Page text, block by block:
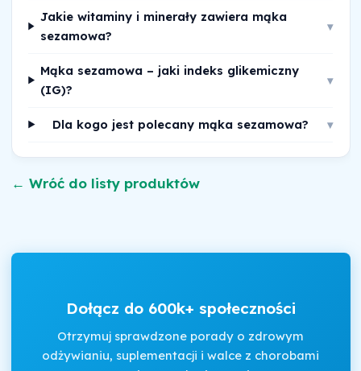
Jakie witaminy i minerały zawiera mąka
sezamowa?
▾
Mąka sezamowa – jaki indeks glikemiczny
(IG)?
▾
Dla kogo jest polecany mąka sezamowa? ▾
← Wróć do listy produktów
Dołącz do 600k+ społeczności
Otrzymuj sprawdzone porady o zdrowym
odżywianiu, suplementacji i walce z chorobami